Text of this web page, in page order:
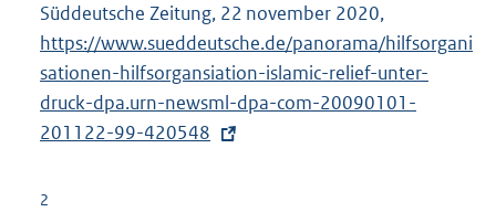
Süddeutsche Zeitung, 22 november 2020,
x
t
e
https://www.sueddeutsche.de/panorama/hilfsorgani
sationen-hilfsorgansiation-islamic-relief-unter-
druck-dpa.urn-newsml-dpa-com-20090101-
201122-99-420548
2